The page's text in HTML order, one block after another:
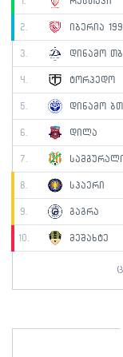
2. იბერია
3. დინამო თბ
4. ტორპედო
5. დინამო ბთ
6. დილა
7.
8. სპაერი
9. გაგრა
10. მეშახტე